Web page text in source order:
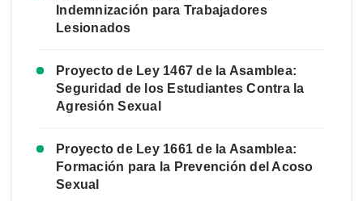
Indemnización para Trabajadores
Lesionados
Proyecto de Ley 1467 de la Asamblea:
Seguridad de los Estudiantes Contra la
Agresión Sexual
Proyecto de Ley 1661 de la Asamblea:
Formación para la Prevención del Acoso
Sexual